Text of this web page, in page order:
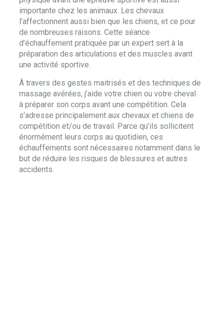
importante chez les animaux. Les chevaux
l’affectionnent aussi bien que les chiens, et ce pour
de nombreuses raisons. Cette séance
d’échauffement pratiquée par un expert sert à la
préparation des articulations et des muscles avant
une activité sportive.
À travers des gestes maitrisés et des techniques de
massage avérées, j’aide votre chien ou votre cheval
à préparer son corps avant une compétition. Cela
s’adresse principalement aux chevaux et chiens de
compétition et/ou de travail. Parce qu’ils sollicitent
énormément leurs corps au quotidien, ces
échauffements sont nécessaires notamment dans le
but de réduire les risques de blessures et autres
accidents.